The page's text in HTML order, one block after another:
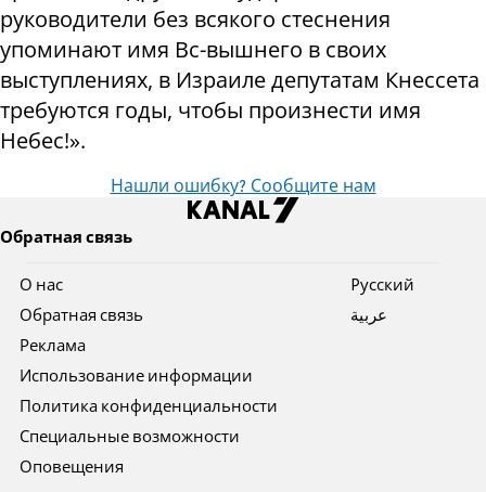
руководители без всякого стеснения
упоминают имя Вс-вышнего в своих
выступлениях, в Израиле депутатам Кнессета
требуются годы, чтобы произнести имя
Небес!».
Нашли ошибку? Сообщите нам
Обратная связь
О нас
Обратная связь
Реклама
Использование информации
Политика конфиденциальности
Специальные возможности
Оповещения
Pусский
عربية